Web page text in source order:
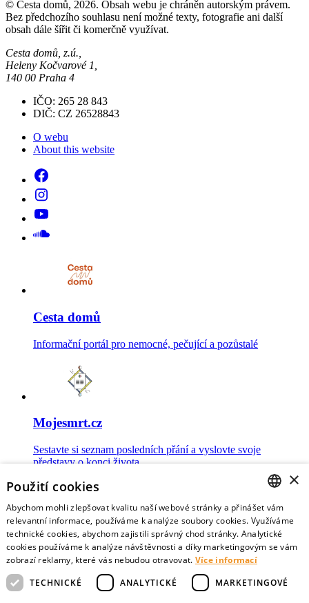
© Cesta domů, 2026. Obsah webu je chráněn autorským právem.
Bez předchozího souhlasu není možné texty, fotografie ani další
obsah dále šířit či komerčně využívat.
Cesta domů, z.ú.,
Heleny Kočvarové 1,
140 00 Praha 4
IČO: 265 28 843
DIČ: CZ 26528843
O webu
About this website
Cesta domů
Informační portál pro nemocné, pečující a pozůstalé
Mojesmrt.cz
Sestavte si seznam posledních přání a vyslovte svoje
představy o konci života
Data o umírání
Nejnovější data o postojích veřejnosti a zdravotníků k umírání
CZECH
ENGLISH
×
Použití cookies
Abychom mohli zlepšovat kvalitu naší webové stránky a přinášet vám
relevantní informace, používáme k analýze soubory cookies. Využíváme
technické cookies, abychom zajistili správný chod stránky. Analytické
cookies používáme k analýze návštěvnosti a díky marketingovým se vám
zobrazí reklamy, které vás nebudou otravovat. Více informací
TECHNICKÉ
ANALYTICKÉ MARKETINGOVÉ